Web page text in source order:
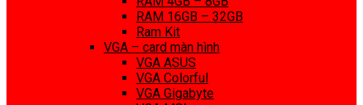
RAM 16GB – 32GB
Ram Kit
VGA – card màn hình
VGA ASUS
VGA Colorful
VGA Gigabyte